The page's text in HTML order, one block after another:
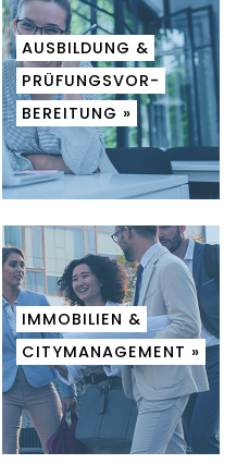
AUSBILDUNG &
PRÜFUNGSVOR-
BEREITUNG »
IMMOBILIEN &
CITYMANAGEMENT »